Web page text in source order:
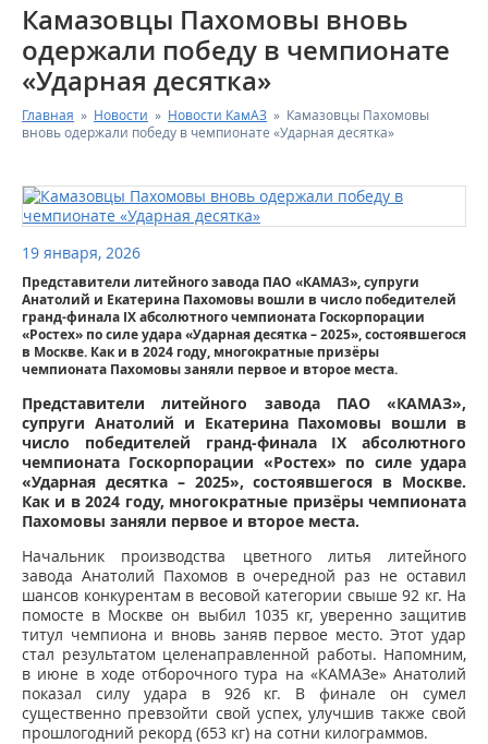
КАТАЛОГ АВТОТЕХНИКИ
СЕРВИС И ГАРАНТИЙНЫЕ ОБЯЗАТЕЛЬСТВА
РЕМОНТ ДВИГАТЕЛЕЙ КАМАЗ
ФИНАНСОВЫЙ СЕРВИС
ФОТОГАЛЕРЕЯ
КОНТАКТНАЯ ИНФОРМАЦИЯ
Камазовцы Пахомовы вновь
одержали победу в чемпионате
«Ударная десятка»
Главная » Новости » Новости КамАЗ » Камазовцы Пахомовы
вновь одержали победу в чемпионате «Ударная десятка»
19 января, 2026
Представители литейного завода ПАО «КАМАЗ», супруги
Анатолий и Екатерина Пахомовы вошли в число победителей
гранд-финала IX абсолютного чемпионата Госкорпорации
«Ростех» по силе удара «Ударная десятка – 2025», состоявшегося
в Москве. Как и в 2024 году, многократные призёры
чемпионата Пахомовы заняли первое и второе места.
Представители литейного завода ПАО «КАМАЗ»,
супруги Анатолий и Екатерина Пахомовы вошли в
число победителей гранд-финала IX абсолютного
чемпионата Госкорпорации «Ростех» по силе удара
«Ударная десятка – 2025», состоявшегося в Москве.
Как и в 2024 году, многократные призёры чемпионата
Пахомовы заняли первое и второе места.
Начальник производства цветного литья литейного
завода Анатолий Пахомов в очередной раз не оставил
шансов конкурентам в весовой категории свыше 92 кг. На
помосте в Москве он выбил 1035 кг, уверенно защитив
титул чемпиона и вновь заняв первое место. Этот удар
стал результатом целенаправленной работы. Напомним,
в июне в ходе отборочного тура на «КАМАЗе» Анатолий
показал силу удара в 926 кг. В финале он сумел
существенно превзойти свой успех, улучшив также свой
прошлогодний рекорд (653 кг) на сотни килограммов.